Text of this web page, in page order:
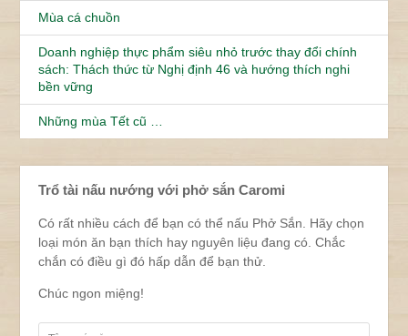
Mùa cá chuồn
Doanh nghiệp thực phẩm siêu nhỏ trước thay đổi chính
sách: Thách thức từ Nghị định 46 và hướng thích nghi
bền vững
Những mùa Tết cũ …
Trổ tài nấu nướng với phở sắn Caromi
Có rất nhiều cách để bạn có thể nấu Phở Sắn. Hãy chọn
loại món ăn bạn thích hay nguyên liệu đang có. Chắc
chắn có điều gì đó hấp dẫn để bạn thử.
Chúc ngon miệng!